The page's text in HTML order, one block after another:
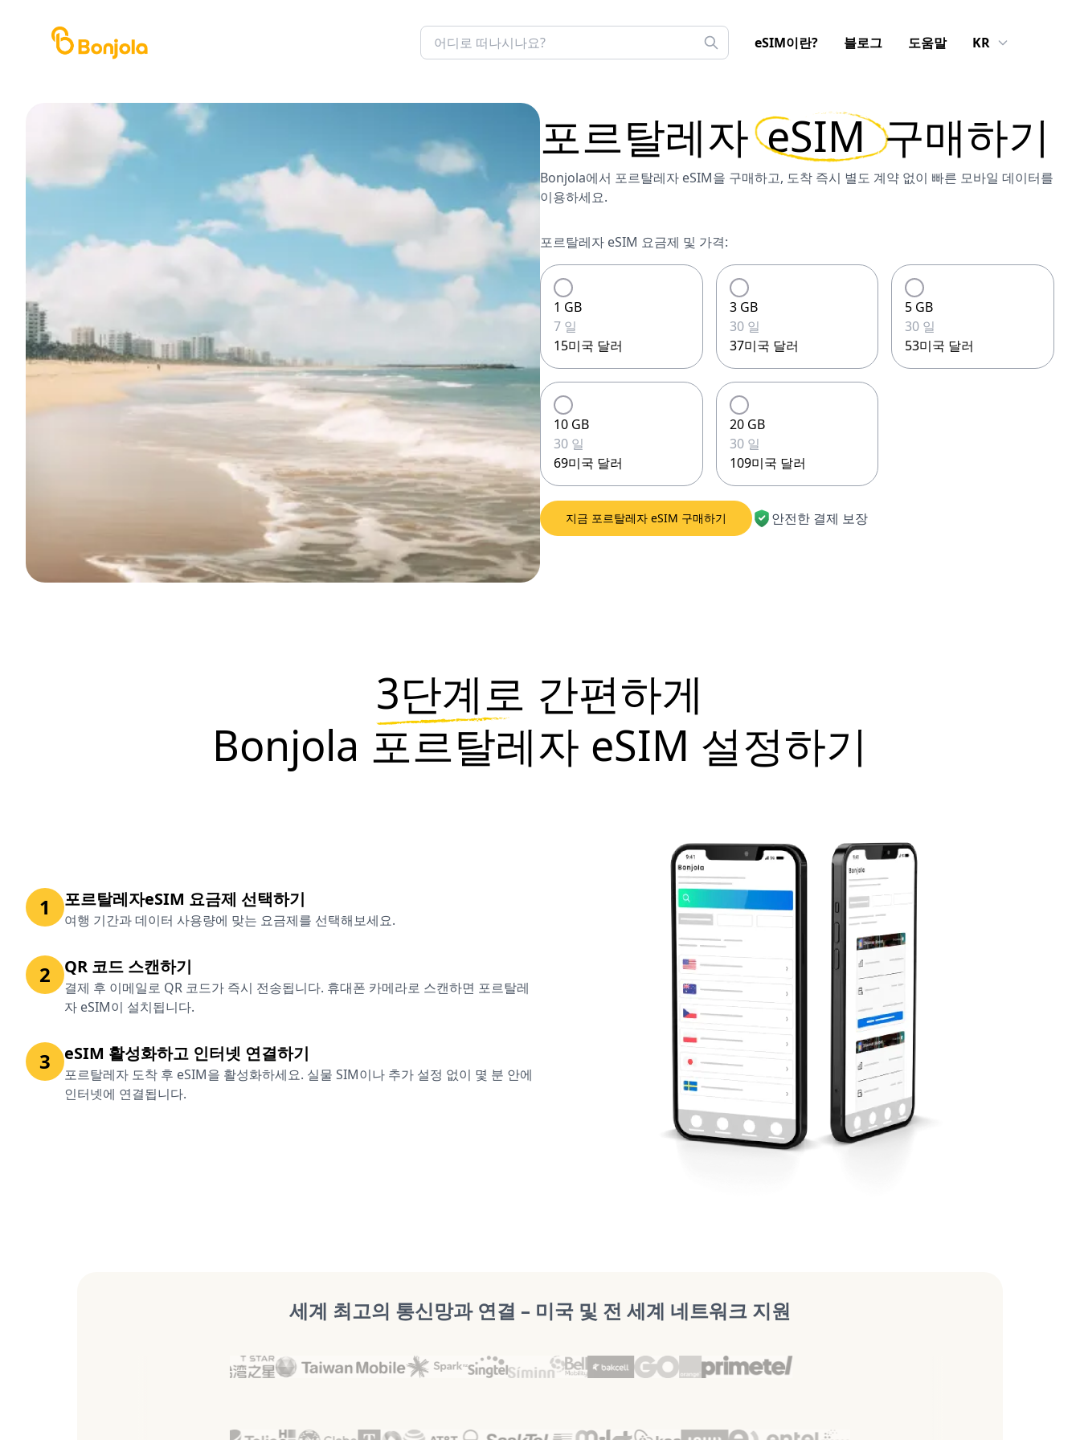
eSIM이란? 블로그 도움말 KR
포르탈레자 eSIM 구매하기
Bonjola에서 포르탈레자 eSIM을 구매하고, 도착 즉시 별도 계약 없이 빠른 모바일 데이터를
이용하세요.
포르탈레자 eSIM 요금제 및 가격:
1 GB
7 일
15미국 달러
3 GB
30 일
37미국 달러
5 GB
30 일
53미국 달러
10 GB
30 일
69미국 달러
20 GB
30 일
109미국 달러
지금 포르탈레자 eSIM 구매하기 안전한 결제 보장
3단계로 간편하게
Bonjola 포르탈레자 eSIM 설정하기
1 포르탈레자eSIM 요금제 선택하기
여행 기간과 데이터 사용량에 맞는 요금제를 선택해보세요.
2 QR 코드 스캔하기
결제 후 이메일로 QR 코드가 즉시 전송됩니다. 휴대폰 카메라로 스캔하면 포르탈레
자 eSIM이 설치됩니다.
3 eSIM 활성화하고 인터넷 연결하기
포르탈레자 도착 후 eSIM을 활성화하세요. 실물 SIM이나 추가 설정 없이 몇 분 안에
인터넷에 연결됩니다.
세계 최고의 통신망과 연결 – 미국 및 전 세계 네트워크 지원